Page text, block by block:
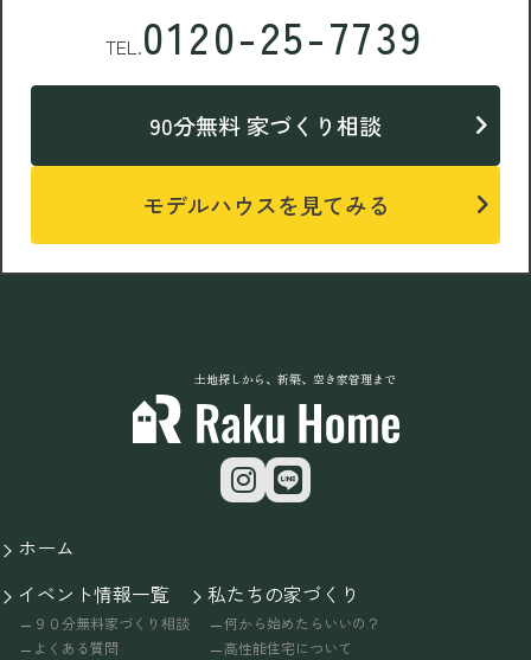
TEL.0120-25-7739
90分無料 家づくり相談
モデルハウスを見てみる
土地探しから、新築、空き家管理まで
ホーム
イベント情報一覧
９０分無料家づくり相談
よくある質問
私たちの家づくり
何から始めたらいいの？
高性能住宅について